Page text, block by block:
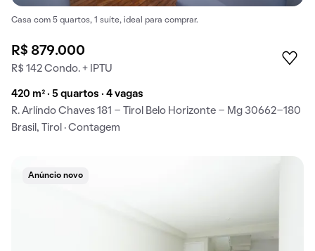
Casa com 5 quartos, 1 suíte, ideal para comprar.
R$ 879.000
R$ 142 Condo. + IPTU
420 m² · 5 quartos · 4 vagas
R. Arlíndo Chaves 181 - Tirol Belo Horizonte - Mg 30662-180
Brasil, Tirol · Contagem
Anúncio novo